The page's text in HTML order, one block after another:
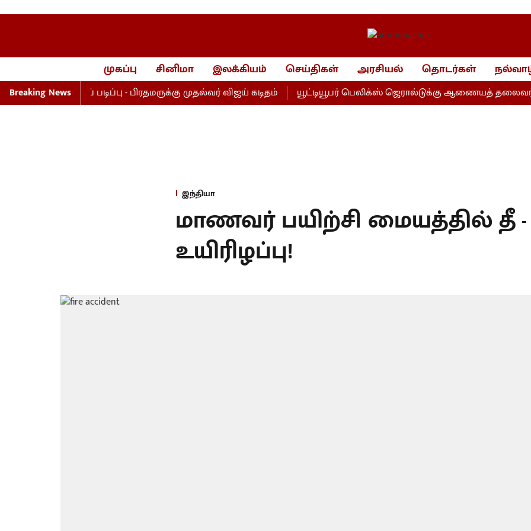
முகப்பு சினிமா இலக்கியம் செய்திகள் அரசியல் தொடர்கள்
Breaking News
மருத்துவப் படிப்பு - பிரதமருக்கு முதல்வர் விஜய் கடிதம் யூட்டியூபர் பெலிக்ஸ் ஜெரால்டுக்கு ஆணையத் தலைவர்
இந்தியா
மாணவர் பயிற்சி மையத்தில் தீ -
உயிரிழப்பு!